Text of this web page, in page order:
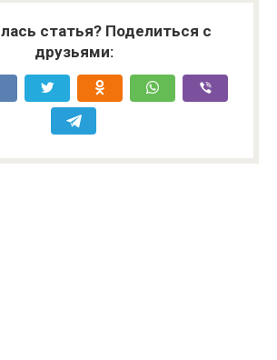
статья? Поделиться с
друзьями: